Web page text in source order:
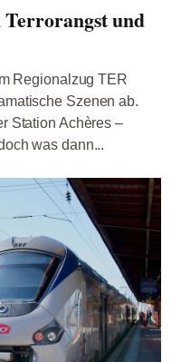
und
Regionalzug TER
Szenen ab.
Station Achères –
was dann...